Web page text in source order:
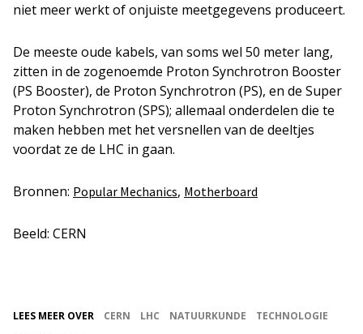
niet meer werkt of onjuiste meetgegevens produceert.
De meeste oude kabels, van soms wel 50 meter lang,
zitten in de zogenoemde Proton Synchrotron Booster
(PS Booster), de Proton Synchrotron (PS), en de Super
Proton Synchrotron (SPS); allemaal onderdelen die te
maken hebben met het versnellen van de deeltjes
voordat ze de LHC in gaan.
Bronnen: Popular Mechanics, Motherboard
Beeld: CERN
LEES MEER OVER CERN LHC NATUURKUNDE
TECHNOLOGIE